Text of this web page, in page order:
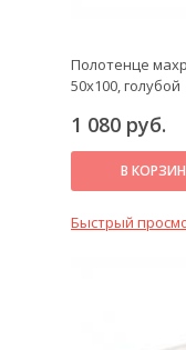
Полотенце
50х100, голубой
1 080 руб.
В
Быстрый